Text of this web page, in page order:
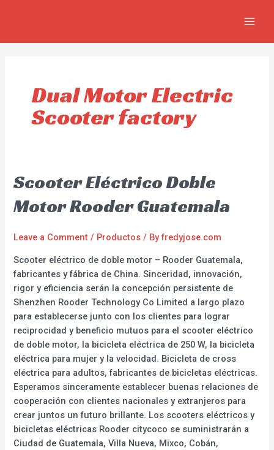
Dual Motor Electric
Scooter factory
Scooter Eléctrico Doble
Motor Rooder Guatemala
Leave a Comment / Productos / Byfredyjose.com
Scooter eléctrico de doble motor – Rooder Guatemala,
fabricantes y fábrica de China. Sinceridad, innovación,
rigor y eficiencia serán la concepción persistente de
Shenzhen Rooder Technology Co Limited a largo plazo
para establecerse junto con los clientes para lograr
reciprocidad y beneficio mutuos para el scooter eléctrico
de doble motor, la bicicleta eléctrica de 250 W, la bicicleta
eléctrica para mujer y la velocidad. Bicicleta de cross
eléctrica para adultos, fabricantes de bicicletas eléctricas.
Esperamos sinceramente establecer buenas relaciones de
cooperación con clientes nacionales y extranjeros para
crear juntos un futuro brillante. Los scooters eléctricos y
bicicletas eléctricas Rooder citycoco se suministrarán a
Ciudad de Guatemala, Villa Nueva, Mixco, Cobán,